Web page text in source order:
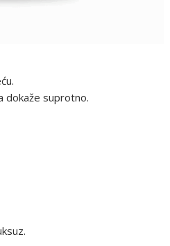
dokaže suprotno.